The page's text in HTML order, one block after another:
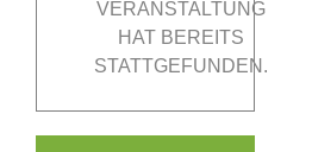
Förderer
VERANSTALTUNG
HAT BEREITS
STATTGEFUNDEN.